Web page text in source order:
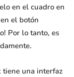
en el cuadro en
el botón
Por lo tanto, es
tiene una interfaz